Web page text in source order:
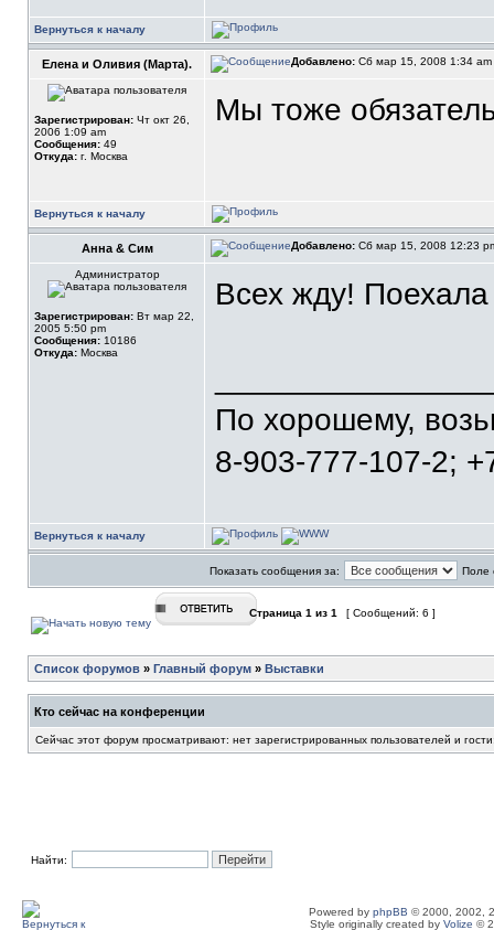
Вернуться к началу
Елена и Оливия (Марта). Добавлено: Сб мар 15, 2008 1:34 am
Зарегистрирован: Чт окт 26,
2006 1:09 am
Сообщения: 49
Откуда: г. Москва
Мы тоже
Вернуться к началу
Анна & Сим Добавлено: Сб мар 15, 2008 12:23
Администратор
Зарегистрирован: Вт мар 22,
2005 5:50 pm
Сообщения: 10186
Откуда: Москва
Всех жду!
По хорошему,
8-903-777-107-2;
Вернуться к началу
Показать сообщения за: Поле
Страница 1 из 1 [ Сообщений: 6 ]
Список форумов » Главный форум » Выставки
Кто сейчас на конференции
Сейчас этот форум просматривают: нет зарегистрированных пользователей и
Найти:
Powered by phpBB © 2000, 2002,
Style originally created by Volize ©